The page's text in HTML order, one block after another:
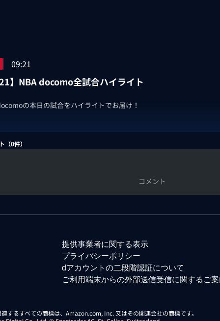
09:21
】NBA docomo全試合ハイライト
の本日の試合をハイライトでお届け！
（0件）
コメント
提供事業者に関する表示
プライバシーポリシー
dアカウントの二段階認証について
ご利用端末からの外部送信受信に関するご
するすべての商標は、Amazon.com, Inc. 又はその関連会社の商標です。